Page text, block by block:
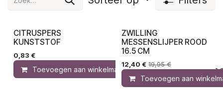
CITRUSPERS
KUNSTSTOF
0,83 €
Toevoegen aan winkelmandje Toevoegen
ZWILLING
MESSENSLIJPER ROOD
16.5 CM
12,40 € 19,95€
Toevoegen aan